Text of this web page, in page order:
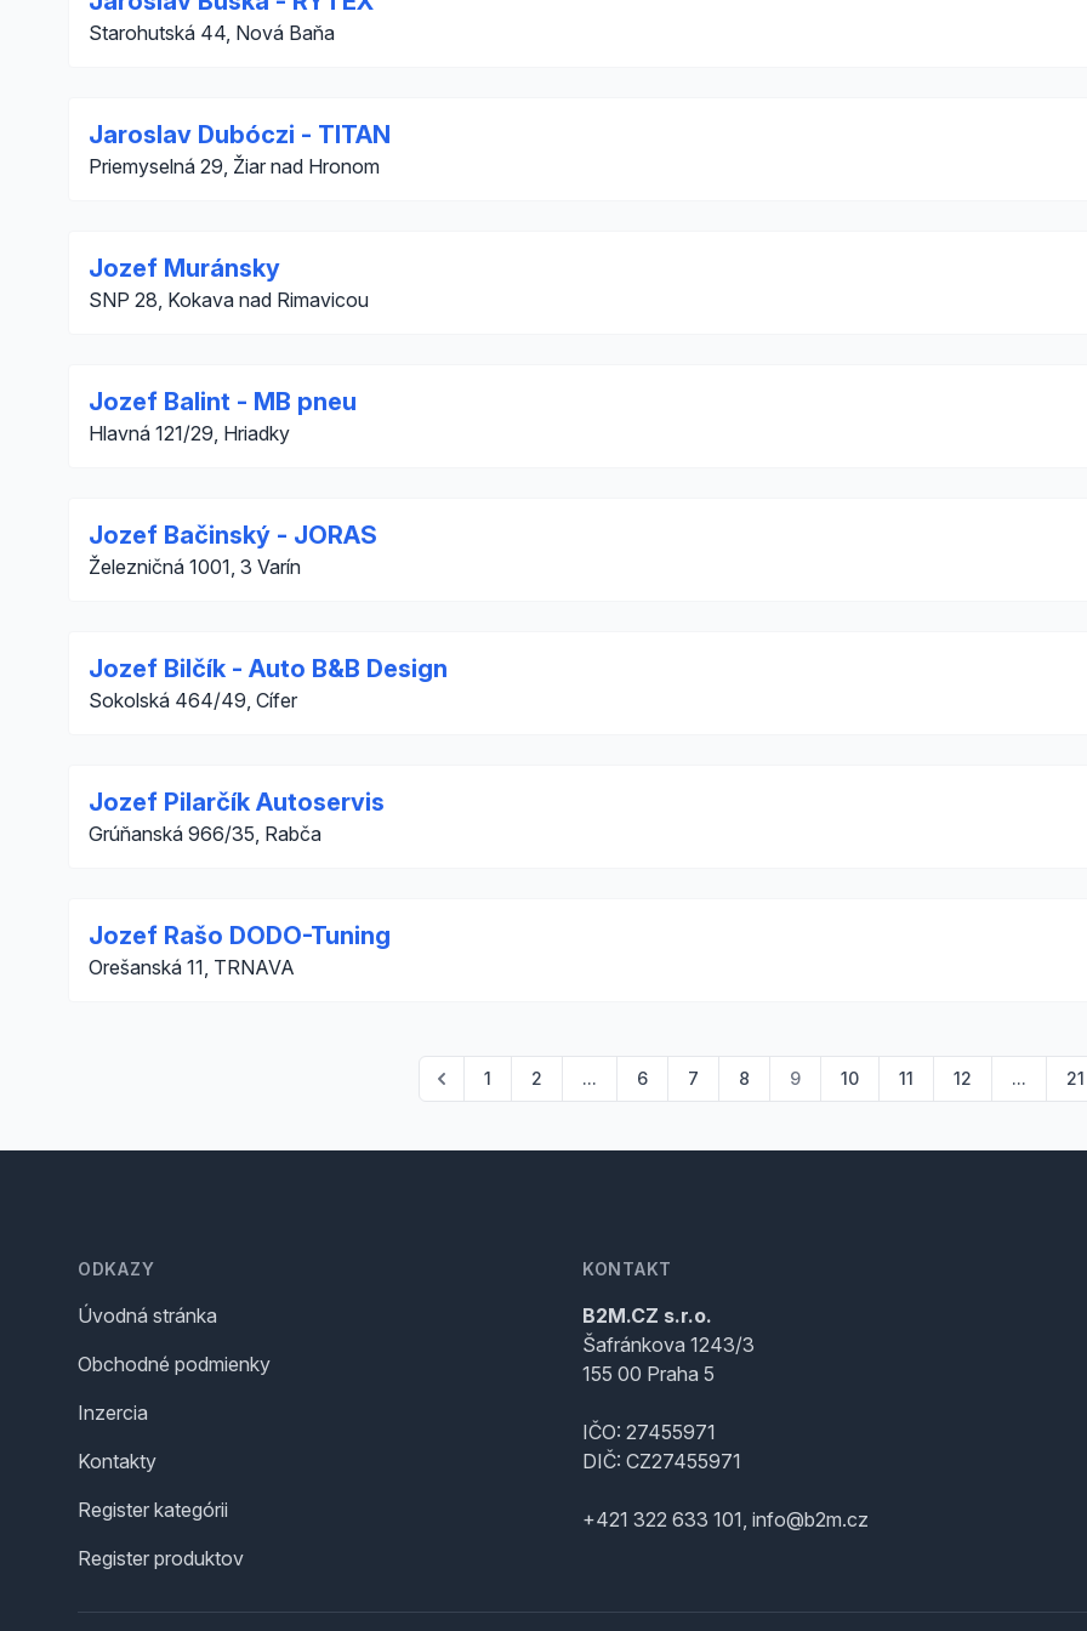
Starohutská 44, Nová Baňa
Jaroslav Dubóczi - TITAN
Priemyselná 29, Žiar nad Hronom
Jozef Muránsky
SNP 28, Kokava nad Rimavicou
Jozef Balint - MB pneu
Hlavná 121/29, Hriadky
Jozef Bačinský - JORAS
Železničná 1001, 3 Varín
Jozef Bilčík - Auto B&B Design
Sokolská 464/49, Cífer
Jozef Pilarčík Autoservis
Grúňanská 966/35, Rabča
Jozef Rašo DODO-Tuning
Orešanská 11, TRNAVA
1 2 ... 6 7 8 9 10 11 12 ... 21
ODKAZY
Úvodná stránka
Obchodné podmienky
Inzercia
Kontakty
Register kategórii
Register produktov
KONTAKT
B2M.CZ s.r.o.
Šafránkova 1243/3
155 00 Praha 5
IČO: 27455971
DIČ: CZ27455971
+421 322 633 101, info@b2m.cz